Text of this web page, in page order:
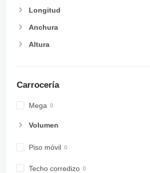
Longitud
Anchura
Altura
Carrocería
Mega
Volumen
Piso móvil
Techo corredizo